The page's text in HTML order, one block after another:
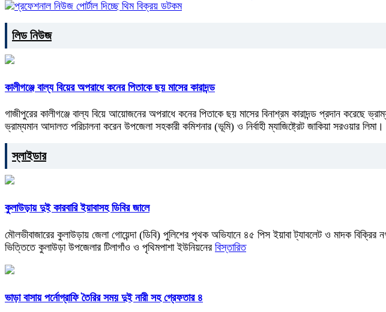
লিড নিউজ
কালীগঞ্জে বাল্য বিয়ের অপরাধে কনের পিতাকে ছয় মাসের কারাদন্ড
গাজীপুরের কালীগঞ্জে বাল্য বিয়ে আয়োজনের অপরাধে কনের পিতাকে ছয় মাসের বিনাশ্রম কারাদন্ড প্রদান
ভ্রাম্যমান আদালত পরিচালনা করেন উপজেলা সহকারী কমিশনার (ভূমি) ও নির্বাহী ম্যাজিষ্ট্রেট জাকিয়া সরওয়ার
স্লাইডার
কুলাউড়ায় দুই কারবারি ইয়াবাসহ ডিবির জালে
মৌলভীবাজারের কুলাউড়ায় জেলা গোয়েন্দা (ডিবি) পুলিশের পৃথক অভিযানে ৪৫ পিস ইয়াবা ট্যাবলেট ও মাদক
ভিত্তিতে কুলাউড়া উপজেলার টিলাগাঁও ও পৃথিমপাশা ইউনিয়নের বিস্তারিত
ভাড়া বাসায় পর্নোগ্রাফি তৈরির সময় দুই নারী সহ গ্রেফতার ৪